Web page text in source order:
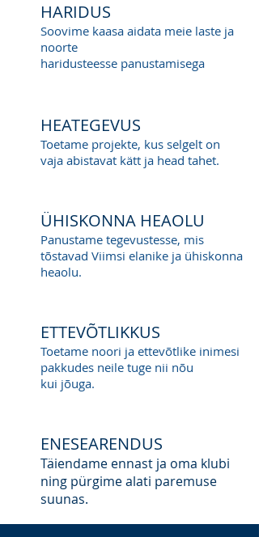
HARIDUS
Soovime kaasa aidata meie laste ja
noorte
haridusteesse panustamisega
HEATEGEVUS
Toetame projekte, kus selgelt on
vaja abistavat kätt ja head tahet.
ÜHISKONNA HEAOLU
Panustame tegevustesse, mis
tõstavad Viimsi elanike ja ühiskonna
heaolu.
ETTEVÕTLIKKUS
Toetame noori ja ettevõtlike inimesi
pakkudes neile tuge nii nõu
kui jõuga.
ENESEARENDUS
Täiendame ennast ja oma klubi
ning pürgime alati paremuse
suunas.